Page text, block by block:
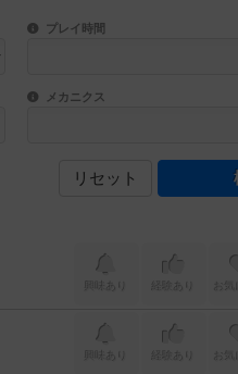
るボードゲームを指定します。
目安となる所要時間を指定するこ
プレイ時間
とができます。直感的にゲームシステ
ゲーム性を構成するコアシステム
メカニクス
リセット
お
お